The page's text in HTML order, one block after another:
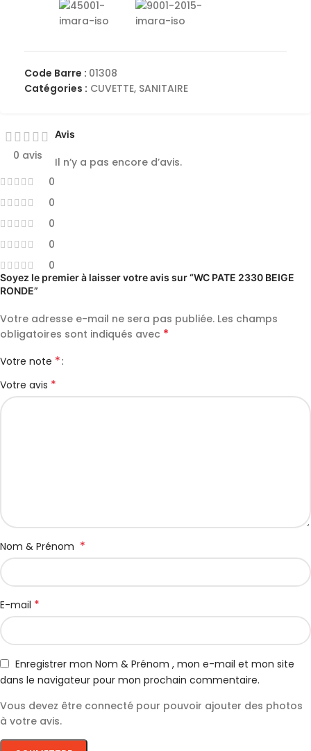
Code Barre : 01308
Catégories : CUVETTE, SANITAIRE
0 avis
0
0
0
0
0
Avis
Il n’y a pas encore d’avis.
Soyez le premier à laisser votre avis sur “WC PATE 2330 BEIGE
RONDE”
Votre adresse e-mail ne sera pas publiée. Les champs
obligatoires sont indiqués avec *
Votre note *
Votre avis *
Nom & Prénom *
E-mail *
Enregistrer mon Nom & Prénom , mon e-mail et mon site
dans le navigateur pour mon prochain commentaire.
Vous devez être connecté pour pouvoir ajouter des photos
à votre avis.